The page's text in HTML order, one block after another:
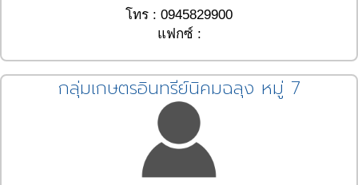
โทร : 0945829900
แฟกซ์ :
กลุ่มเกษตรอินทรีย์นิคมฉลุง หมู่ 7